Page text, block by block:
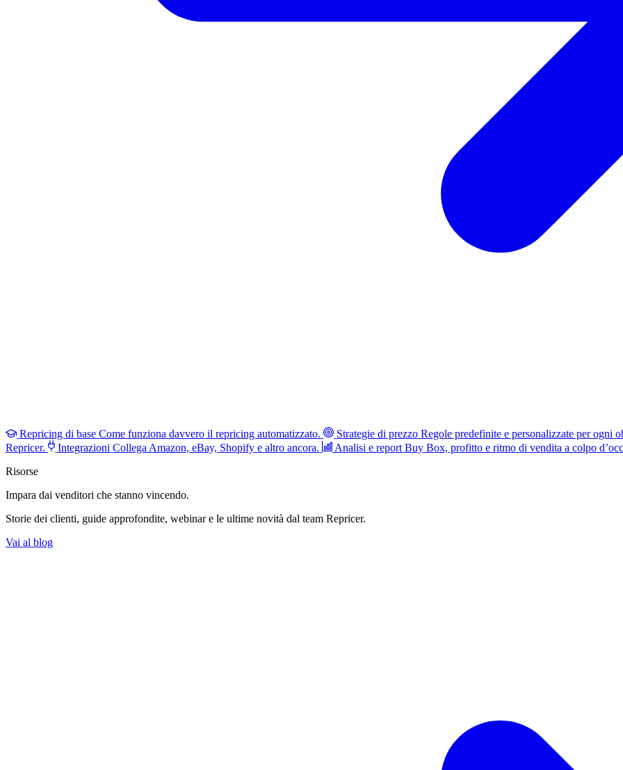
Repricing di base Come funziona davvero il repricing automatizzato. Strategie di prezzo Regole predefinite e personalizzate per ogni
Repricer.
Integrazioni Collega Amazon, eBay, Shopify e altro ancora. Analisi e report Buy Box, profitto e ritmo di vendita a colpo
Risorse
Impara dai venditori che stanno vincendo.
Storie dei clienti, guide approfondite, webinar e le ultime novità dal team Repricer.
Vai al blog